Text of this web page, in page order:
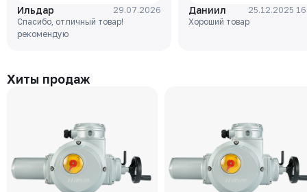
250 (GG25), диск - GJS-400-
15 (GGG40), уплотнение -
EPDM, М/Ф, рукоятка
Ильдар
29.07.2026
Спасибо, отличный товар!
рекомендую
чугун, клин-EPDM,
Tmax=110°C Ф/Ф
Даниил
25.12.2025
Хороший товар
Хиты продаж